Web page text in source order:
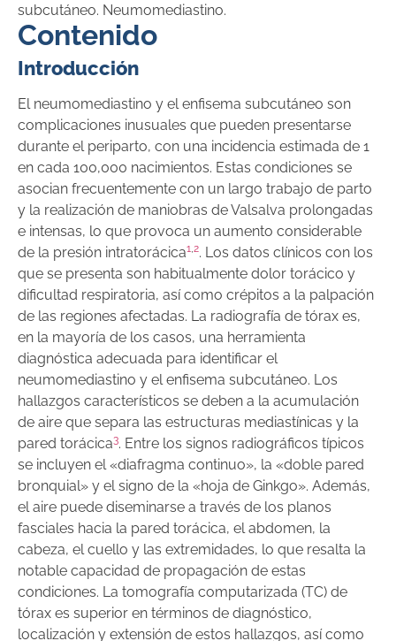
subcutáneo. Neumomediastino.
Contenido
Introducción
El neumomediastino y el enfisema subcutáneo son
complicaciones inusuales que pueden presentarse
durante el periparto, con una incidencia estimada de 1
en cada 100,000 nacimientos. Estas condiciones se
asocian frecuentemente con un largo trabajo de parto
y la realización de maniobras de Valsalva prolongadas
e intensas, lo que provoca un aumento considerable
de la presión intratorácica1,2. Los datos clínicos con los
que se presenta son habitualmente dolor torácico y
dificultad respiratoria, así como crépitos a la palpación
de las regiones afectadas. La radiografía de tórax es,
en la mayoría de los casos, una herramienta
diagnóstica adecuada para identificar el
neumomediastino y el enfisema subcutáneo. Los
hallazgos característicos se deben a la acumulación
de aire que separa las estructuras mediastínicas y la
pared torácica3. Entre los signos radiográficos típicos
se incluyen el «diafragma continuo», la «doble pared
bronquial» y el signo de la «hoja de Ginkgo». Además,
el aire puede diseminarse a través de los planos
fasciales hacia la pared torácica, el abdomen, la
cabeza, el cuello y las extremidades, lo que resalta la
notable capacidad de propagación de estas
condiciones. La tomografía computarizada (TC) de
tórax es superior en términos de diagnóstico,
localización y extensión de estos hallazgos, así como